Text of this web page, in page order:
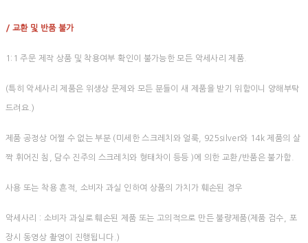
/ 교환 및 반품 불가
1:1 주문 제작 상품 및 착용여부 확인이 불가능한 모든 악세사리 제품.
(특히 악세사리 제품은 위생상 문제와 모든 분들이 새 제품을 받기 위함이니 양해부탁
드려요.)
제품 공정상 어쩔 수 없는 부분 (미세한 스크레치와 얼룩, 925silver와 14k 제품의 살
짝 휘어진 침, 담수 진주의 스크레치와 형태차이 등등 )에 의한 교환/반품은 불가함.
사용 또는 착용 흔적, 소비자 과실 인하여 상품의 가치가 훼손된 경우
악세사리 : 소비자 과실로 훼손된 제품 또는 고의적으로 만든 불량제품(제품 검수, 포
장시 동영상 촬영이 진행됩니다.)